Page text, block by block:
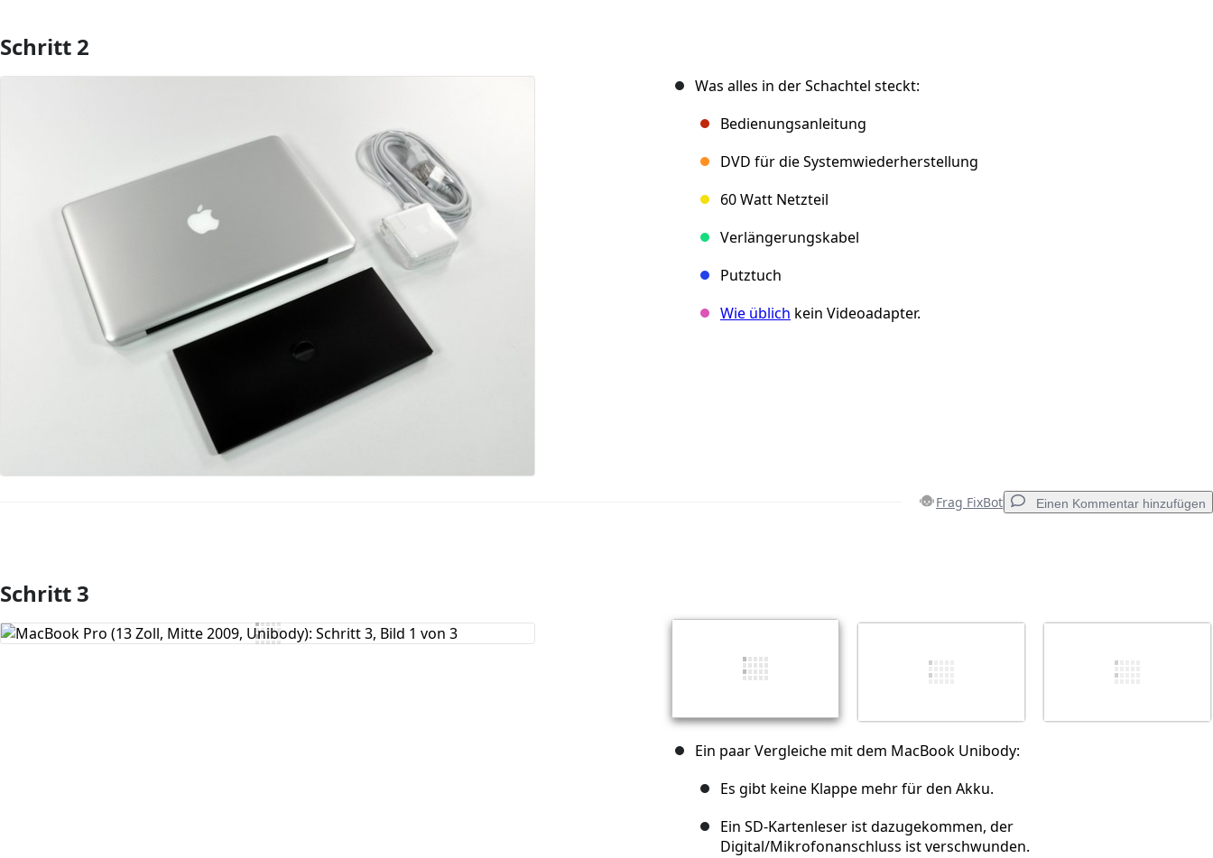
Kommentar hinzufügen
Schritt 2
Was alles in der Schachtel steckt:
Bedienungsanleitung
DVD für die Systemwiederherstellung
60 Watt Netzteil
Verlängerungskabel
Putztuch
Wie üblich kein Videoadapter.
Frag FixBot Einen Kommentar hinzufügen
Kommentar hinzufügen
Kommentieren
Schritt 3
Ein paar Vergleiche mit dem MacBook Unibody:
Es gibt keine Klappe mehr für den Akku.
Ein SD-Kartenleser ist dazugekommen, der
Digital/Mikrofonanschluss ist verschwunden.